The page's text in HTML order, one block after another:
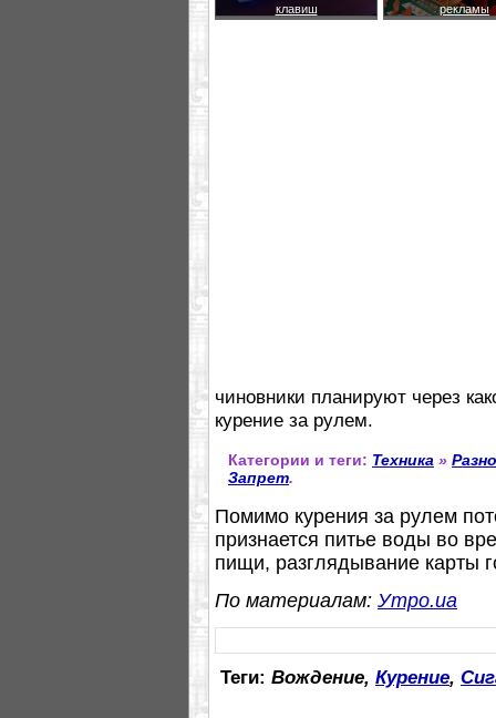
клавиш
рекламы
чиновники планируют через
курение за рулем.
Категории и теги: Техника »
Запрет.
Помимо курения за рулем
признается питье воды во
пищи, разглядывание карты
По материалам: Утро.ua
Теги: Вождение, Курение,